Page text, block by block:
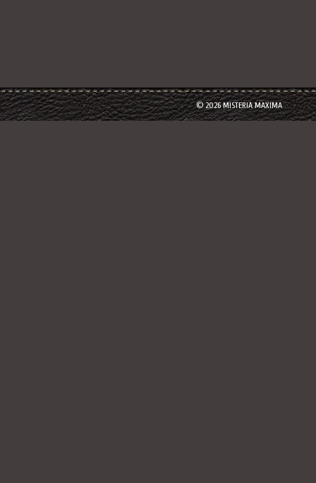
© 2026 MISTERIA MAXIMA